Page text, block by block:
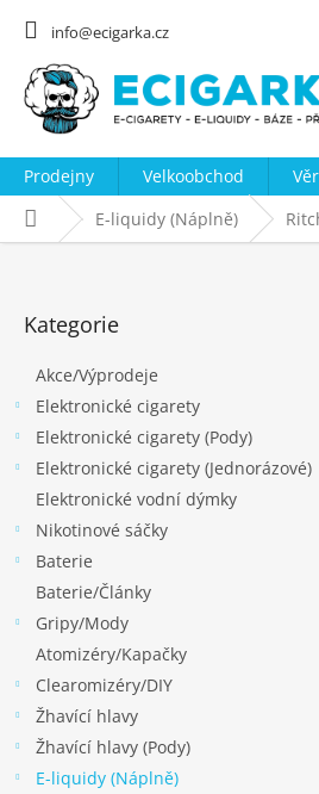
info@ecigarka.cz
Prodejny Velkoobchod
Domů E-liquidy (Náplně)
kategorie
Kategorie
Akce/Výprodeje
Elektronické cigarety
Elektronické cigarety (Pody)
Elektronické cigarety (Jednorázové)
Elektronické vodní dýmky
Nikotinové sáčky
Baterie
Baterie/Články
Gripy/Mody
Atomizéry/Kapačky
Clearomizéry/DIY
Žhavící hlavy
Žhavící hlavy (Pody)
E-liquidy (Náplně)